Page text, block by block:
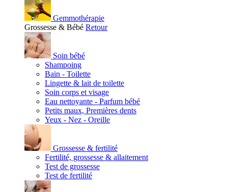
Gemmothérapie
Grossesse & Bébé Retour
Soin bébé
Shampoing
Bain - Toilette
Lingette & lait de toilette
Soin corps et visage
Eau nettoyante - Parfum bébé
Petits maux, Premières dents
Yeux - Nez - Oreille
Grossesse & fertilité
Fertilité, grossesse & allaitement
Test de grossesse
Test de fertilité